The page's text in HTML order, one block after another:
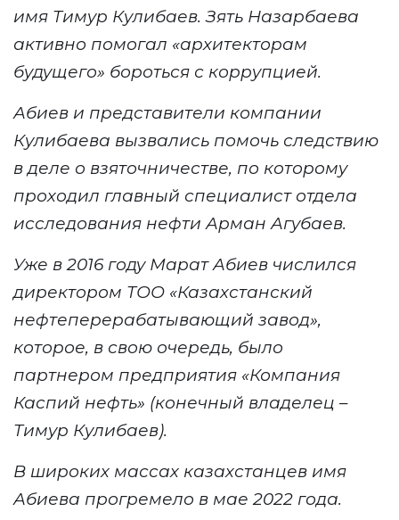
имя Тимур Кулибаев. Зять Назарбаева
активно помогал «архитекторам
будущего» бороться с коррупцией.
Абиев и представители компании
Кулибаева вызвались помочь следствию
в деле о взяточничестве, по которому
проходил главный специалист отдела
исследования нефти Арман Агубаев.
Уже в2016 году Марат Абиев числился
директором ТОО «Казахстанский
нефтеперерабатывающий завод»,
которое, в свою очередь, было
партнером предприятия «Компания
Каспий нефть» (конечный владелец –
Тимур Кулибаев).
В широких массах казахстанцев имя
Абиева прогремело в мае2022 года.